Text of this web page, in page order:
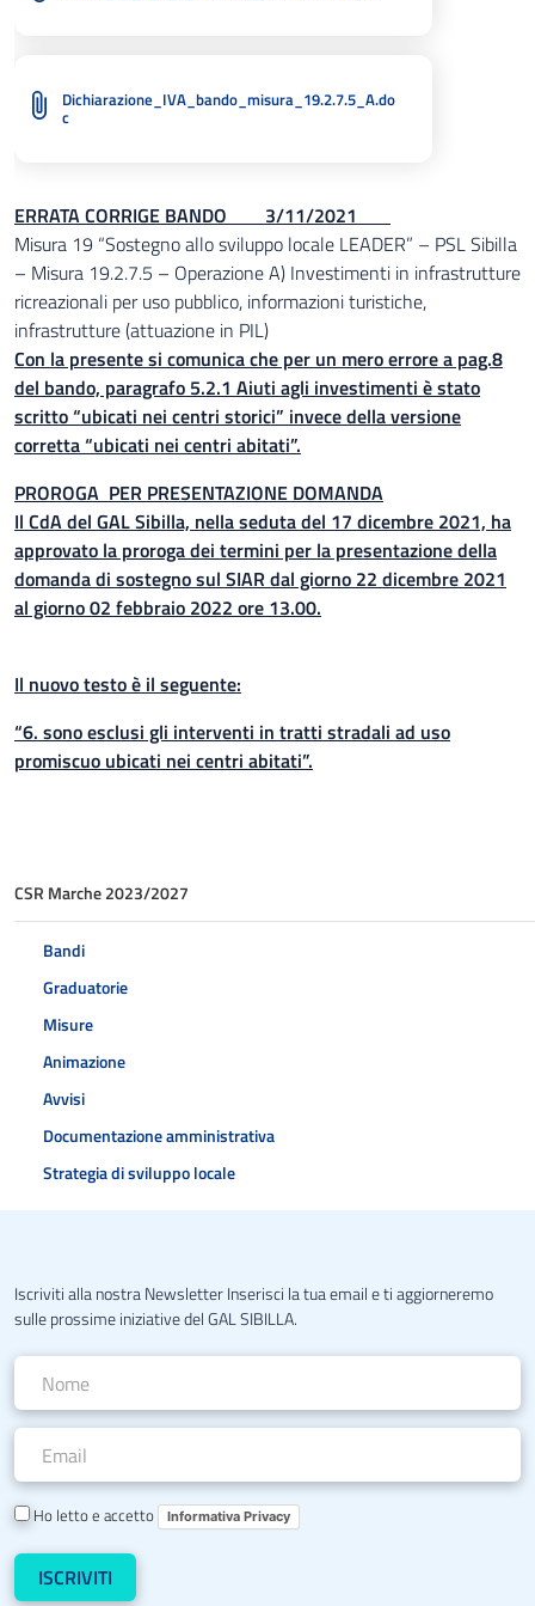
CSR Marche 2023/2027
Bandi
Graduatorie
Misure
Animazione
Avvisi
Documentazione amministrativa
Strategia di sviluppo locale
Dichiarazione_IVA_bando_misura_19.2.7.5_A.do
c
ERRATA CORRIGE BANDO 3/11/2021
Misura 19 “Sostegno allo sviluppo locale LEADER” – PSL Sibilla
– Misura 19.2.7.5 – Operazione A) Investimenti in infrastrutture
ricreazionali per uso pubblico, informazioni turistiche,
infrastrutture (attuazione in PIL)
Con la presente si comunica che per un mero errore a pag.8
del bando, paragrafo 5.2.1 Aiuti agli investimenti è stato
scritto “ubicati nei centri storici” invece della versione
corretta “ubicati nei centri abitati”.
PROROGA PER PRESENTAZIONE DOMANDA
Il CdA del GAL Sibilla, nella seduta del 17 dicembre 2021, ha
approvato la proroga dei termini per la presentazione della
domanda di sostegno sul SIAR dal giorno 22 dicembre 2021
al giorno 02 febbraio 2022 ore 13.00.
Il nuovo testo è il seguente:
“6. sono esclusi gli interventi in tratti stradali ad uso
promiscuo ubicati nei centri abitati”.
Iscriviti alla nostra Newsletter Inserisci la tua email e ti aggiorneremo
sulle prossime iniziative del GAL SIBILLA.
Ho letto e accetto Informativa Privacy